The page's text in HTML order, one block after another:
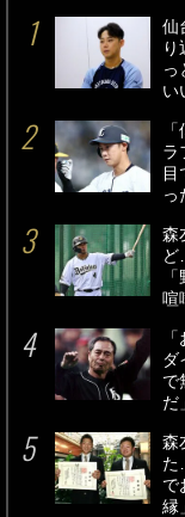
仙
っ
い
ラ
目
っ
森
ど
喧
ダ
で
だ
森
た
で
縁